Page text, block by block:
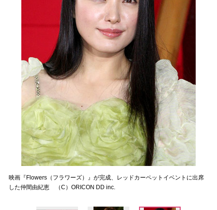
映画『Flowers（フラワーズ）』が完成、レッドカーペットイベントに出席
した仲間由紀恵 （C）ORICON DD inc.